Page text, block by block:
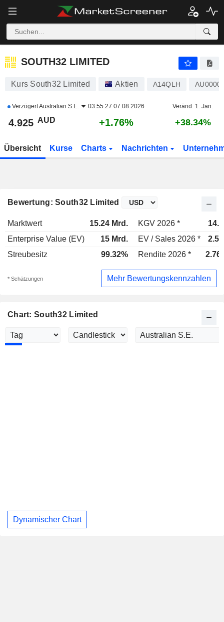
SOUTH32 LIMITED
SOUTH32 LIMITED
Kurs South32 Limited Aktien A14QLH
VerzögertAustralian S.E. 03:55:27 07.08.2026 Veränd. 1. Jan.
4.925 AUD +1.76% +38.34%
Übersicht Kurse Charts Nachrichten
Bewertung: South32 Limited
Marktwert 15.24 Mrd. KGV 2026 *
Enterprise Value (EV)
15 Mrd. EV / Sales 2026 *
Streubesitz
99.32% Rendite 2026 *
* Schätzungen Mehr Bewertungskennzahlen
Chart: South32 Limited
Dynamischer Chart